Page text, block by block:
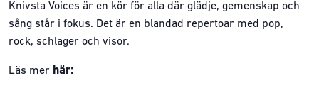
Knivsta Voices är en kör för alla där glädje, gemenskap och
sång står i fokus. Det är en blandad repertoar med pop,
rock, schlager och visor.
Läs mer här: